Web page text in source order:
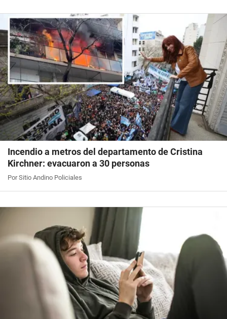
Incendio a metros del departamento de Cristina
Kirchner: evacuaron a 30 personas
Por Sitio Andino Policiales